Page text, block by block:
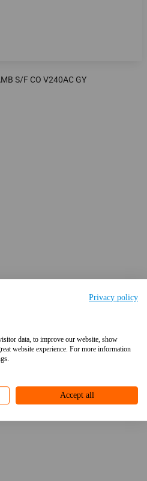
Privacy policy
data, to improve our website, show
website experience. For more information
Accept all
S/F CO V240AC GY